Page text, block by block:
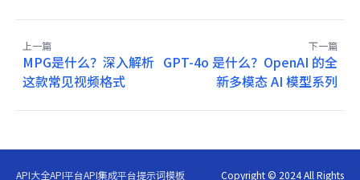
上一篇
MPG是什么？深入解析
这款常见视频格式
下一篇
GPT-4o 是什么？OpenAI 的全
新多模态 AI 模型系列
API大全API平台API集成平台提示词模板 Copyright © 2024 All Rights